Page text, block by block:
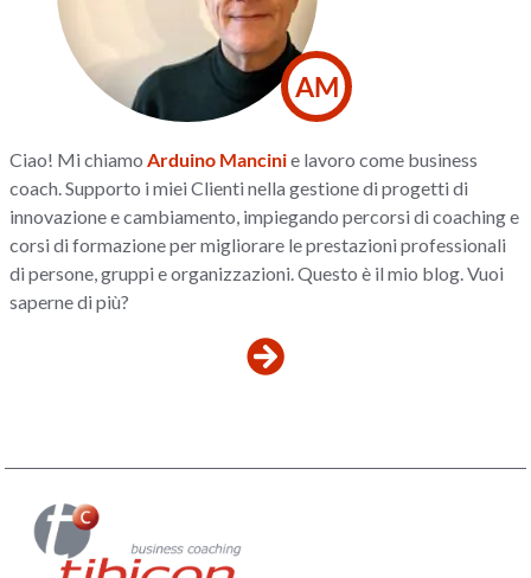
AM
Ciao! Mi chiamo Arduino Mancinie lavoro come business
coach. Supporto i miei Clienti nella gestione di progetti di
innovazione e cambiamento, impiegando percorsi di coaching e
corsi di formazione per migliorare le prestazioni professionali
di persone, gruppi e organizzazioni. Questo è il mio blog. Vuoi
saperne di più?